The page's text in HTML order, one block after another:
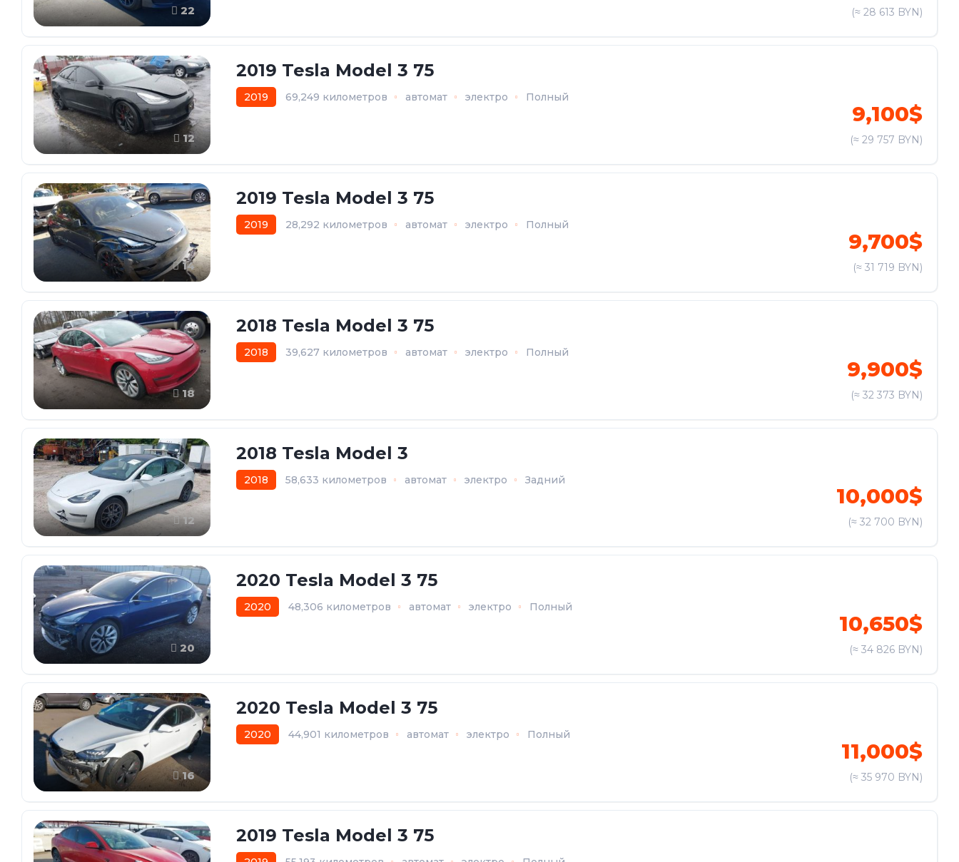
22 (≈ 28 613 BYN)
12
2019 Tesla Model 3 75
2019 69,249 километров автомат электро Полный
9,100$
(≈ 29 757 BYN)
14
2019 Tesla Model 3 75
2019 28,292 километров автомат электро Полный
9,700$
(≈ 31 719 BYN)
18
2018 Tesla Model 3 75
2018 39,627 километров автомат электро Полный
9,900$
(≈ 32 373 BYN)
12
2018 Tesla Model 3
2018 58,633 километров автомат электро Задний
10,000$
(≈ 32 700 BYN)
20
2020 Tesla Model 3 75
2020 48,306 километров автомат электро Полный
10,650$
(≈ 34 826 BYN)
16
2020 Tesla Model 3 75
2020 44,901 километров автомат электро Полный
11,000$
(≈ 35 970 BYN)
2019 Tesla Model 3 75